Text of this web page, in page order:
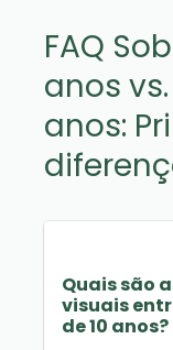
FAQ
anos
anos:
Quais são
visuais
de 10 anos?